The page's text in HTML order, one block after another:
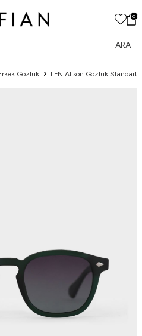
0
ARA
Gözlük LFN Alıson Gözlük Standart